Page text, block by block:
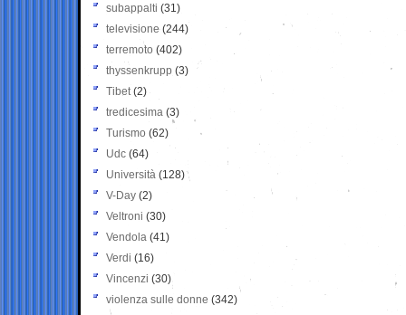
subappalti (31)
televisione(244)
terremoto (402)
thyssenkrupp (3)
Tibet(2)
tredicesima (3)
Turismo (62)
Udc (64)
Università (128)
V-Day (2)
Veltroni (30)
Vendola (41)
Verdi (16)
Vincenzi (30)
violenza sulle donne (342)